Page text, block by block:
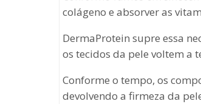
colágeno e absorver as
DermaProtein supre essa
os tecidos da pele voltem a
Conforme o tempo, os
devolvendo a firmeza da